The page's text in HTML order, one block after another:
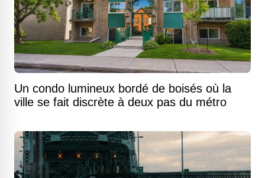
Un condo lumineux bordé de boisés où la
ville se fait discrète à deux pas du métro